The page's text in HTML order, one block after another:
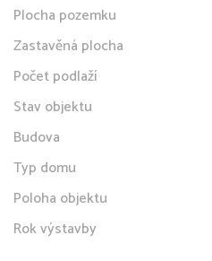
Plocha pozemku
Zastavěná plocha
Počet podlaží
Stav objektu
Budova
Typ domu
Poloha objektu
Rok výstavby